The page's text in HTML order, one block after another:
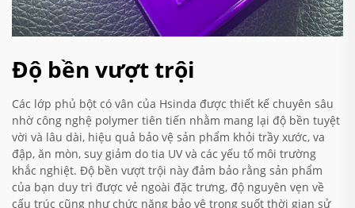
Độ bền vượt trội
Các lớp phủ bột có vân của Hsinda được thiết kế chuyên sâu
nhờ công nghệ polymer tiên tiến nhằm mang lại độ bền tuyệt
vời và lâu dài, hiệu quả bảo vệ sản phẩm khỏi trầy xước, va
đập, ăn mòn, suy giảm do tia UV và các yếu tố môi trường
khắc nghiệt. Độ bền vượt trội này đảm bảo rằng sản phẩm
của bạn duy trì được vẻ ngoài đặc trưng, độ nguyên vẹn về
cấu trúc cũng như chức năng bảo vệ trong suốt thời gian sử